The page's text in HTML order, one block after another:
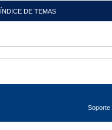
ÍNDICE DE TEMAS
Soporte